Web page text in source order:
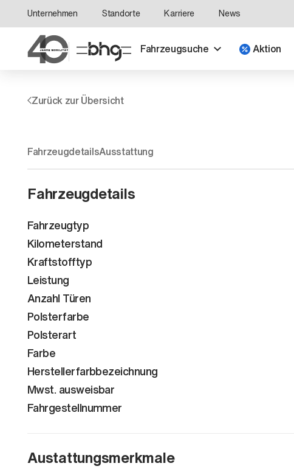
Unternehmen Standorte Karriere News
Fahrzeugsuche Aktion
Zurück zur Übersicht
FahrzeugdetailsAusstattung
Fahrzeugdetails
Fahrzeugtyp
Kilometerstand
Kraftstofftyp
Leistung
Anzahl Türen
Polsterfarbe
Polsterart
Farbe
Herstellerfarbbezeichnung
Mwst. ausweisbar
Fahrgestellnummer
Austattungsmerkmale